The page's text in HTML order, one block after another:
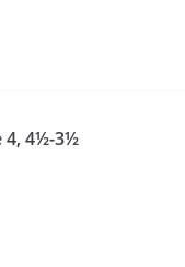
4, 4½-3½